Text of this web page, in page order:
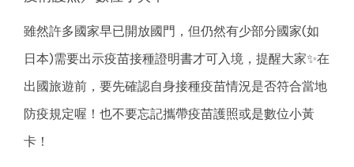
雖然許多國家早已開放國門，但仍然有少部分國家(如
日本)需要出示疫苗接種證明書才可入境，提醒大家✨在
出國旅遊前，要先確認自身接種疫苗情況是否符合當地
防疫規定喔！也不要忘記攜帶疫苗護照或是數位小黃
卡！